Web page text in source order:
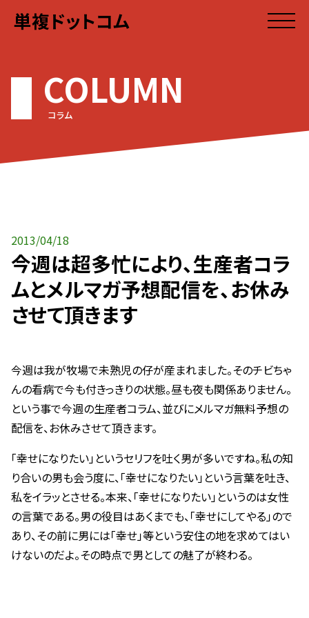
単複ドットコム
COLUMN
コラム
2013/04/18
今週は超多忙により、生産者コラ
ムとメルマガ予想配信を、お休み
させて頂きます
今週は我が牧場で未熟児の仔が産まれました。そのチビちゃ
んの看病で今も付きっきりの状態。昼も夜も関係ありません。
という事で今週の生産者コラム、並びにメルマガ無料予想の
配信を、お休みさせて頂きます。
「幸せになりたい」というセリフを吐く男が多いですね。私の知
り合いの男も会う度に、「幸せになりたい」という言葉を吐き、
私をイラッとさせる。本来、「幸せになりたい」というのは女性
の言葉である。男の役目はあくまでも、「幸せにしてやる」ので
あり、その前に男には「幸せ」等という安住の地を求めてはい
けないのだよ。その時点で男としての魅了が終わる。